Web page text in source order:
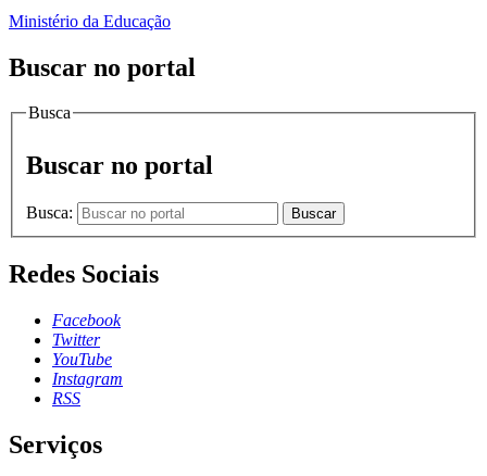
Ministério da Educação
Buscar no portal
Busca
Buscar no portal
Busca: Buscar
Redes Sociais
Facebook
Twitter
YouTube
Instagram
RSS
Serviços